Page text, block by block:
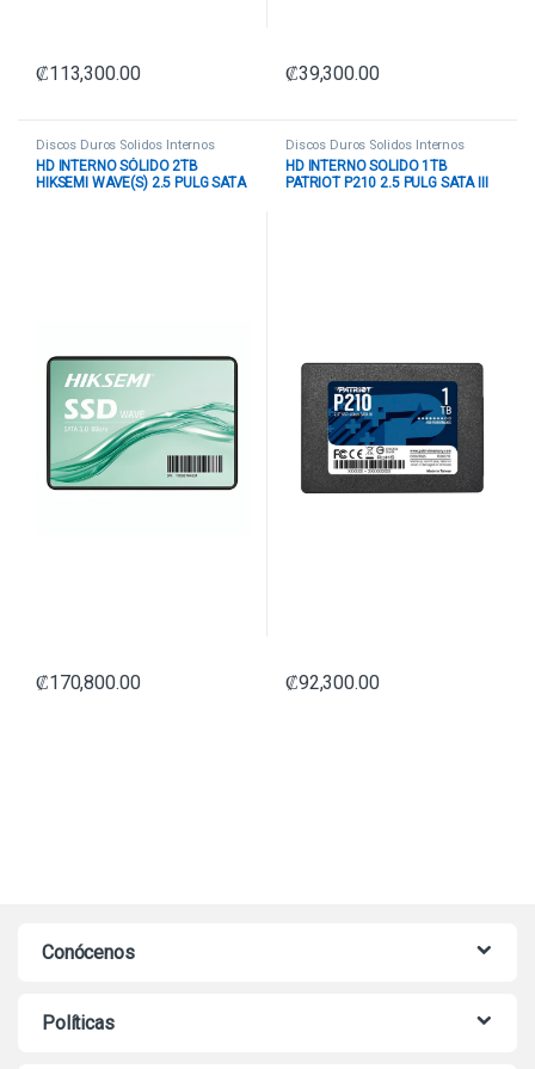
₡113,300.00 ₡39,300.00
Discos Duros Solidos Internos
HD INTERNO SÓLIDO 2TB
HIKSEMI WAVE(S) 2.5 PULG SATA
₡170,800.00
Discos Duros Solidos Internos
HD INTERNO SOLIDO 1TB
PATRIOT P210 2.5 PULG SATA III
₡92,300.00
Conócenos
Políticas